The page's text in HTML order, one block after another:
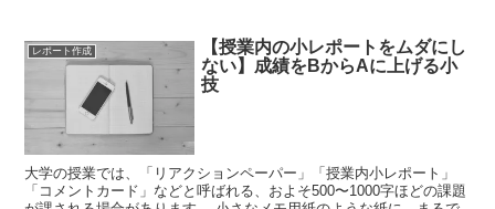
レポート作成
【授業内の小レポートをムダにし
ない】成績をBからAに上げる小
技
大学の授業では、「リアクションペーパー」「授業内小レポート」
「コメントカード」などと呼ばれる、およそ500〜1000字ほどの課題